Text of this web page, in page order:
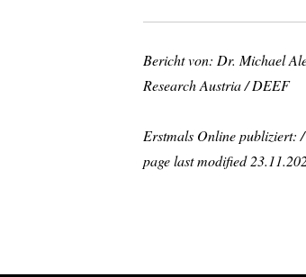
Bericht von: Dr. Michael
Research Austria / DEEF
Erstmals Online publiziert:
page last modified